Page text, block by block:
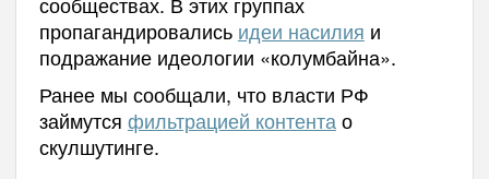
пропагандировались идеи насилия и
подражание идеологии «колумбайна».
Ранее мы сообщали, что власти РФ
займутся фильтрацией контента о
скулшутинге.